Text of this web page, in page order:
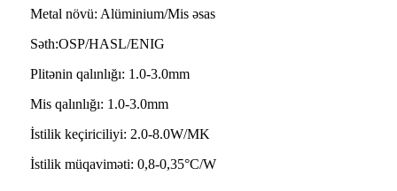
Metal növü: Alüminium/Mis əsas
Səth:OSP/HASL/ENIG
Plitənin qalınlığı: 1.0-3.0mm
Mis qalınlığı: 1.0-3.0mm
İstilik keçiriciliyi: 2.0-8.0W/MK
İstilik müqaviməti: 0,8-0,35°C/W